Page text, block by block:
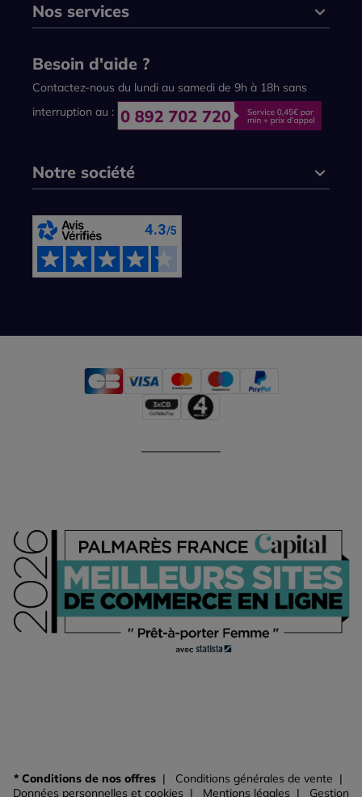
Nos services
Besoin d'aide ?
Contactez-nous du lundi au samedi de 9h à 18h sans
interruption au :
Notre société
* Conditions de nos offres
Conditions générales de vente
Données personnelles et cookies
Mentions légales Gestion